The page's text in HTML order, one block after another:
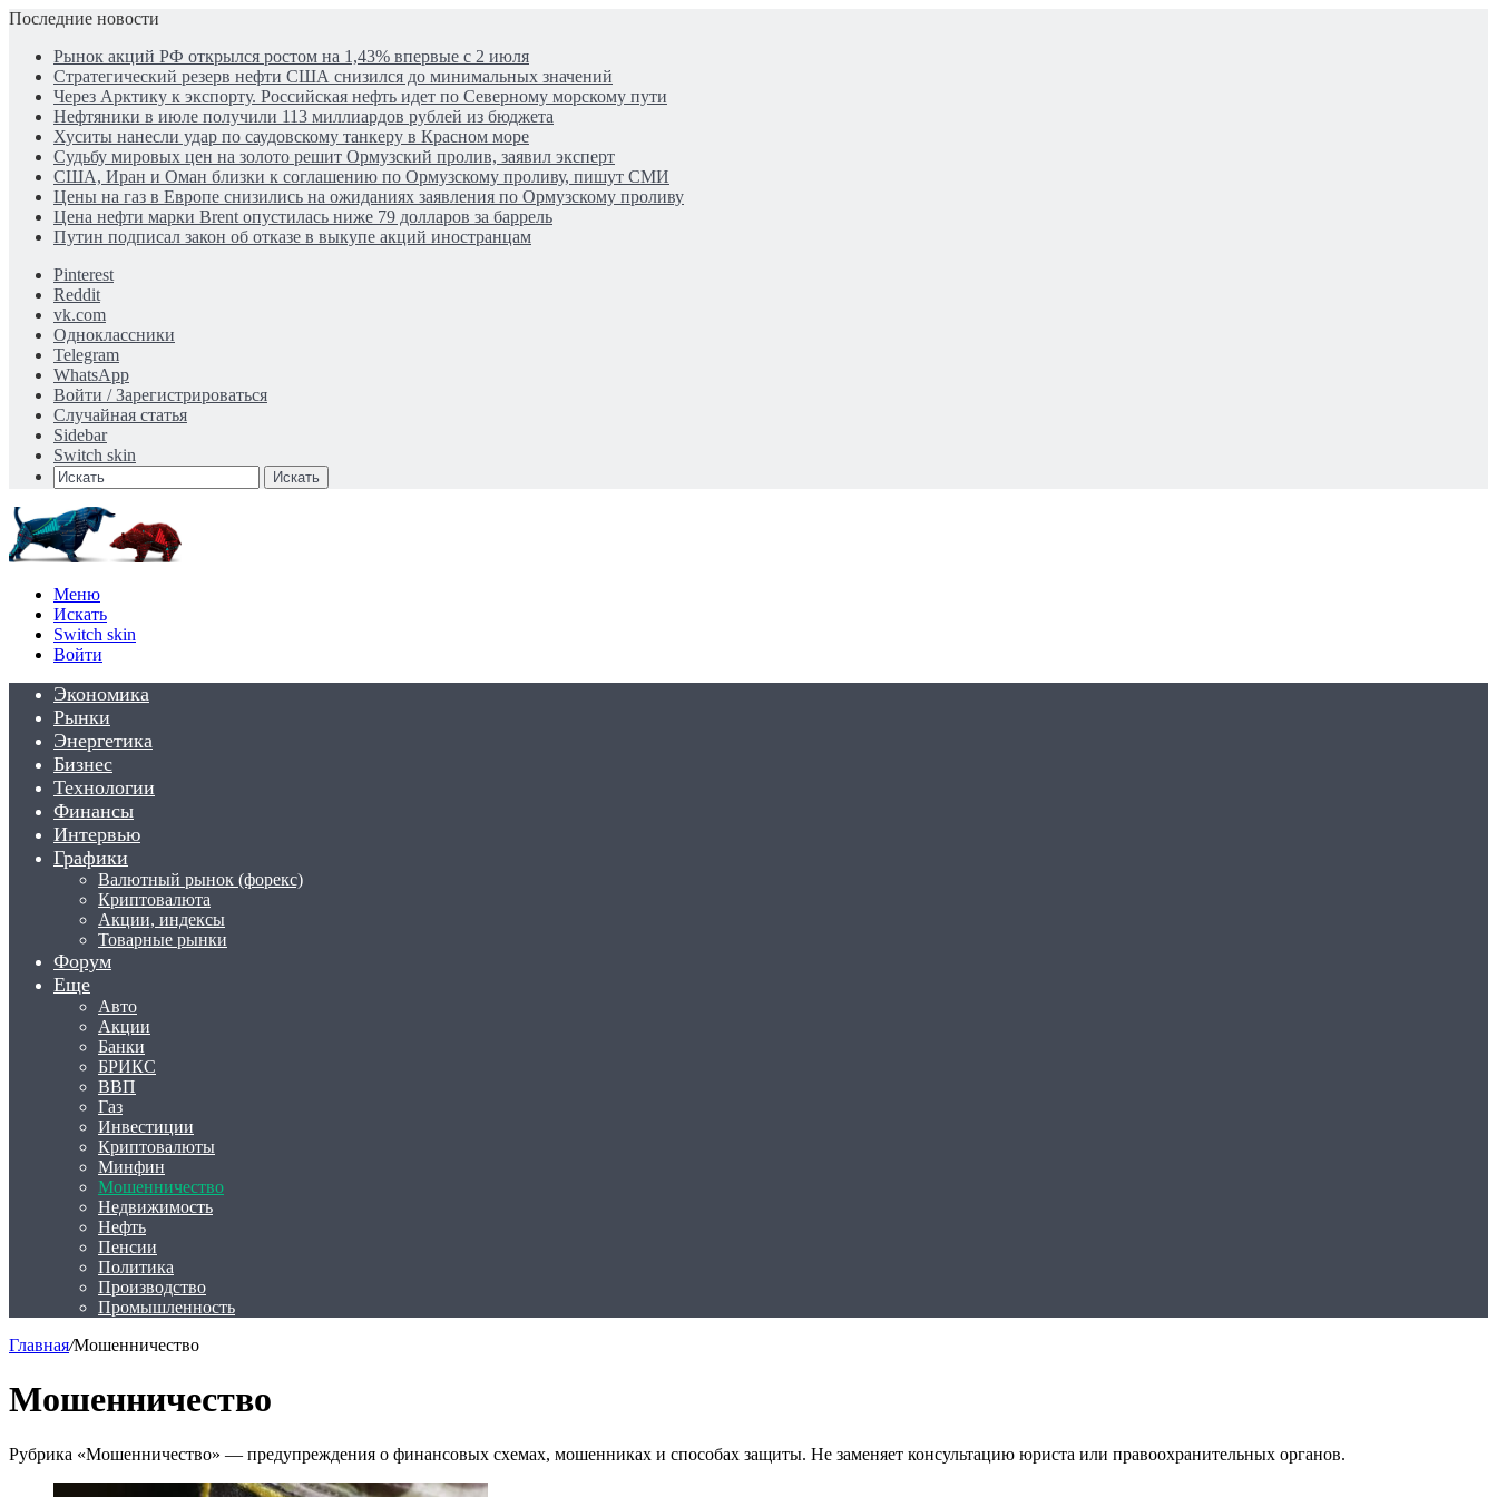
Последние новости
Рынок акций РФ открылся ростом на 1,43% впервые с 2 июля
Стратегический резерв нефти США снизился до минимальных значений
Через Арктику к экспорту. Российская нефть идет по Северному морскому пути
Нефтяники в июле получили 113 миллиардов рублей из бюджета
Хуситы нанесли удар по саудовскому танкеру в Красном море
Судьбу мировых цен на золото решит Ормузский пролив, заявил эксперт
США, Иран и Оман близки к соглашению по Ормузскому проливу, пишут СМИ
Цены на газ в Европе снизились на ожиданиях заявления по Ормузскому проливу
Цена нефти марки Brent опустилась ниже 79 долларов за баррель
Путин подписал закон об отказе в выкупе акций иностранцам
Pinterest
Reddit
vk.com
Одноклассники
Telegram
WhatsApp
Войти / Зарегистрироваться
Случайная статья
Sidebar
Switch skin
Искать
Меню
Искать
Switch skin
Войти
Экономика
Рынки
Энергетика
Бизнес
Технологии
Финансы
Интервью
Графики
Валютный рынок (форекс)
Криптовалюта
Акции, индексы
Товарные рынки
Форум
Еще
Авто
Акции
Банки
БРИКС
ВВП
Газ
Инвестиции
Криптовалюты
Минфин
Мошенничество
Недвижимость
Нефть
Пенсии
Политика
Производство
Промышленность
Главная/Мошенничество
Мошенничество
Рубрика «Мошенничество» — предупреждения о финансовых схемах, мошенниках и способах защиты. Не заменяет консультацию юриста или правоохранительных органов.